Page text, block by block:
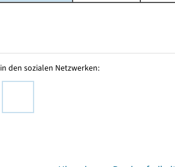
den sozialen Netzwerken: